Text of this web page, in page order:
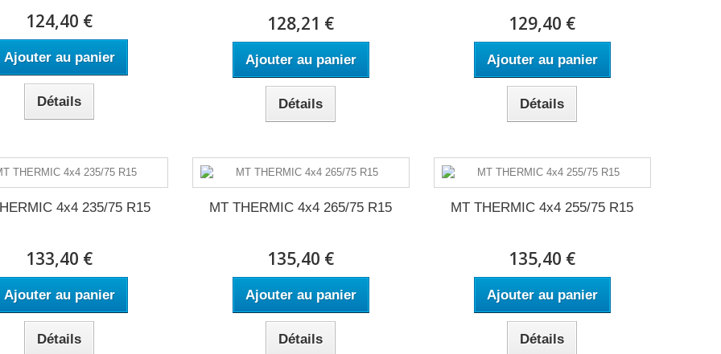
124,40 €
Ajouter au panier
Détails
128,21 €
Ajouter au panier
Détails
129,40 €
Ajouter au panier
Détails
4x4 235/75 R15
133,40 €
Ajouter au panier
Détails
MT THERMIC 4x4 265/75 R15
135,40 €
Ajouter au panier
Détails
MT THERMIC 4x4 255/75 R15
135,40 €
Ajouter au panier
Détails